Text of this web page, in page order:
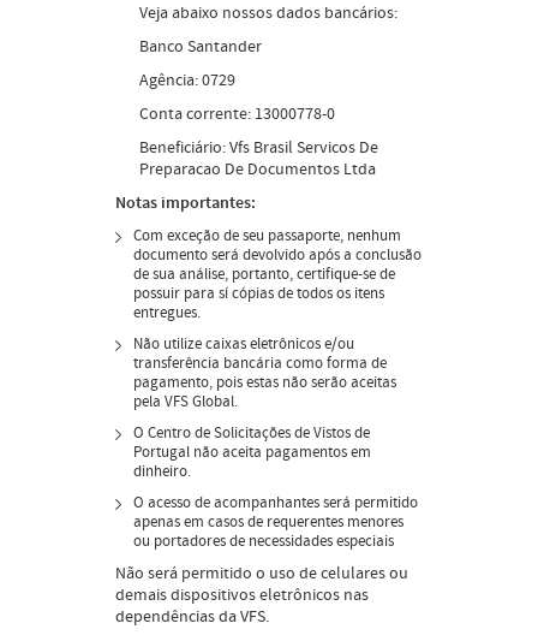
Veja abaixo nossos dados bancários:
Banco Santander
Agência: 0729
Conta corrente: 13000778-0
Beneficiário: Vfs Brasil Servicos De
Preparacao De Documentos Ltda
Notas importantes:
Com exceção de seu passaporte, nenhum
documento será devolvido após a conclusão
de sua análise, portanto, certifique-se de
possuir para sí cópias de todos os itens
entregues.
Não utilize caixas eletrônicos e/ou
transferência bancária como forma de
pagamento, pois estas não serão aceitas
pela VFS Global.
O Centro de Solicitações de Vistos de
Portugal não aceita pagamentos em
dinheiro.
O acesso de acompanhantes será permitido
apenas em casos de requerentes menores
ou portadores de necessidades especiais
Não será permitido o uso de celulares ou
demais dispositivos eletrônicos nas
dependências da VFS.